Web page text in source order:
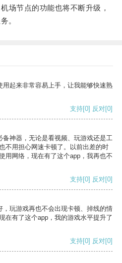
节点的功能也将不断升级，
。
起来非常容易上手，让我能够快速熟
支持[0] 反对[0]
神器，无论是看视频、玩游戏还是工
不用担心网速卡顿了。以前出差的时
用网络，现在有了这个app，我再也不
支持[0] 反对[0]
玩游戏再也不会出现卡顿、掉线的情
在有了这个app，我的游戏水平提升了
支持[0] 反对[0]